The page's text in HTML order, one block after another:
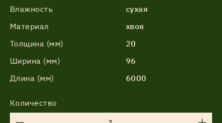
Влажность
сухая
Материал
хвоя
Толщина (мм)
20
Ширина (мм)
96
Длина (мм)
6000
Количество